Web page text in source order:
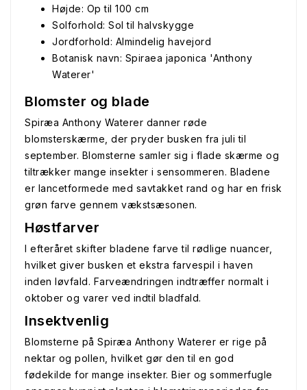
Højde: Op til 100 cm
Solforhold: Sol til halvskygge
Jordforhold: Almindelig havejord
Botanisk navn: Spiraea japonica 'Anthony
Waterer'
Blomster og blade
Spiræa Anthony Waterer danner røde
blomsterskærme, der pryder busken fra juli til
september. Blomsterne samler sig i flade skærme og
tiltrækker mange insekter i sensommeren. Bladene
er lancetformede med savtakket rand og har en frisk
grøn farve gennem vækstsæsonen.
Høstfarver
I efteråret skifter bladene farve til rødlige nuancer,
hvilket giver busken et ekstra farvespil i haven
inden løvfald. Farveændringen indtræffer normalt i
oktober og varer ved indtil bladfald.
Insektvenlig
Blomsterne på Spiræa Anthony Waterer er rige på
nektar og pollen, hvilket gør den til en god
fødekilde for mange insekter. Bier og sommerfugle